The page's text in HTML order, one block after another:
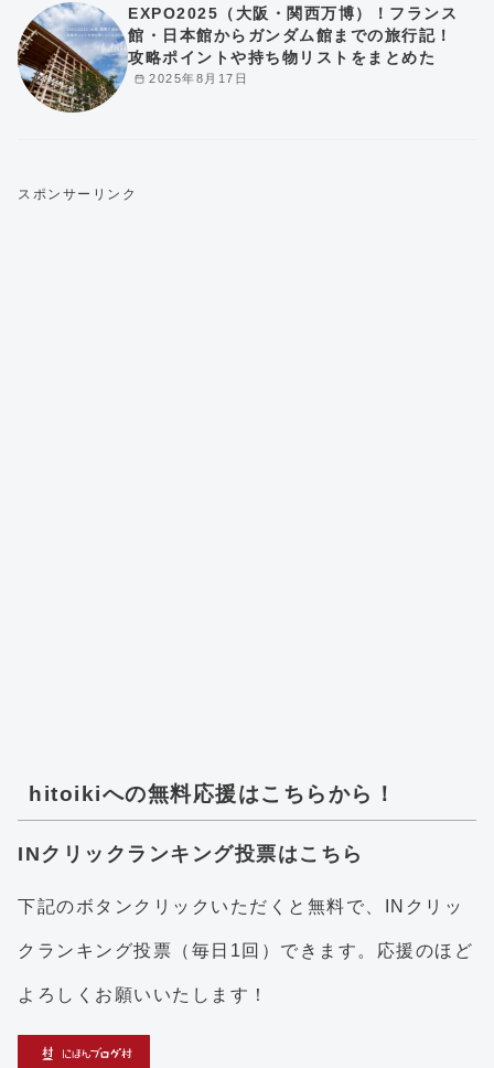
2025年8月17日
EXPO2025（大阪・関西万博）！フランス
館・日本館からガンダム館までの旅行記！
攻略ポイントや持ち物リストをまとめた
スポンサーリンク
hitoikiへの無料応援はこちらから！
INクリックランキング投票はこちら
下記のボタンクリックいただくと無料で、INクリッ
クランキング投票（毎日1回）できます。応援のほど
よろしくお願いいたします！